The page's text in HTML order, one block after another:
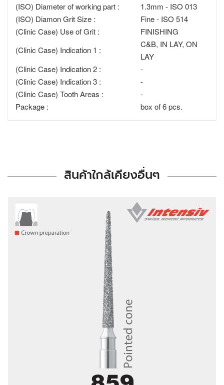
(ISO) Diameter of working part :
1.3mm - ISO 013
(ISO) Diamon Grit Size :
Fine - ISO 514
(Clinic Case) Use of Grit :
FINISHING
(Clinic Case) Indication 1 :
C&B, IN LAY, ON
LAY
(Clinic Case) Indication 2 :
-
(Clinic Case) Indication 3 :
-
(Clinic Case) Tooth Areas :
-
Package :
box of 6 pcs.
สินค้าใกล้เคียงอื่นๆ